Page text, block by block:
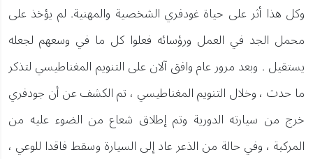
وكل هذا أثر على حياة غودفري الشخصية والمهنية. لم يؤخذ على
محمل الجد في العمل ورؤسائه فعلوا كل ما في وسعهم لجعله
يستقيل . وبعد مرور عام وافق آلان على التنويم المغناطيسي لتذكر
ما حدث ، وخلال التنويم المغناطيسي ، تم الكشف عن أن جودفري
خرج من سيارته الدورية وتم إطلاق شعاع من الضوء عليه من
المركبة ، وفي حالة من الذعر عاد إلى السيارة وسقط فاقدا للوعي ،